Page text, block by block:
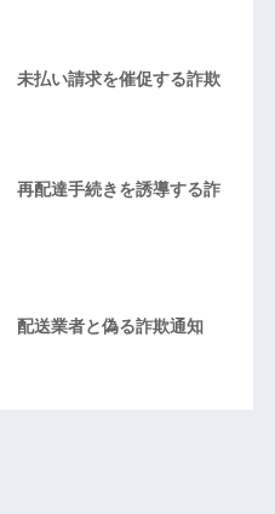
未払い請求を催促する詐欺
再配達手続きを誘導する詐
配送業者と偽る詐欺通知